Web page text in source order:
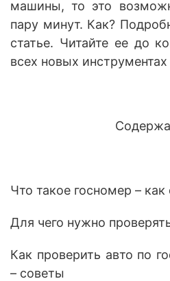
машины, то это
пару минут. Как?
статье. Читайте ее до
всех новых
Что такое госномер – как
Для чего нужно
Как проверить авто по
– советы